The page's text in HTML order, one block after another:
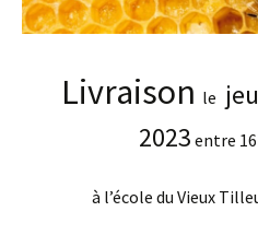
Livraison le
2023 entre
à l’école du Vieux